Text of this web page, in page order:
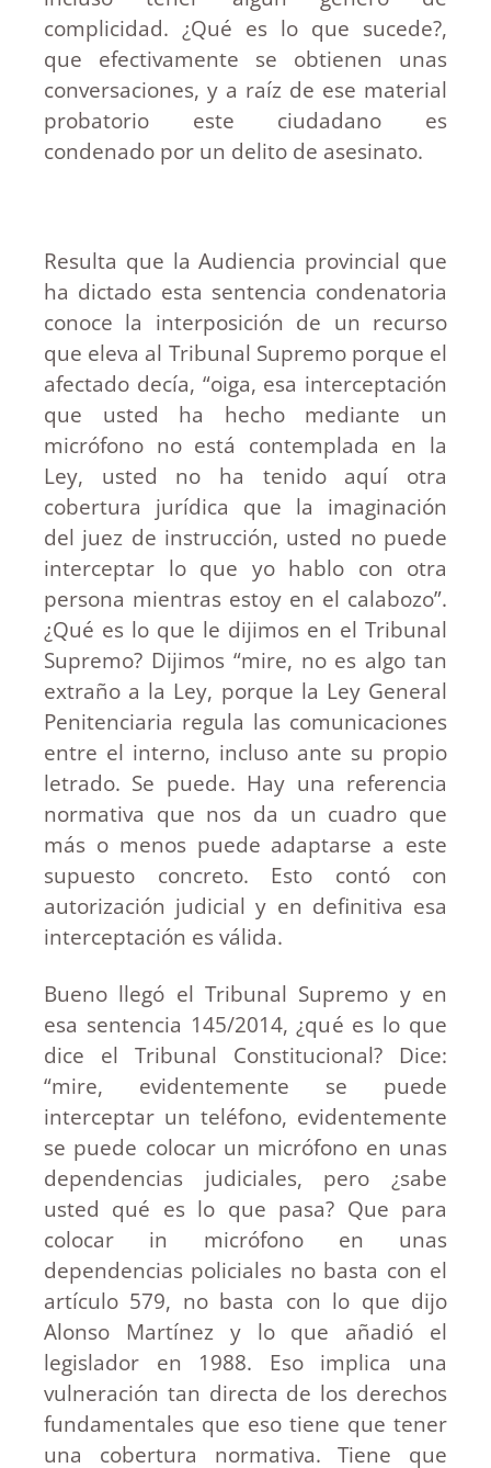
complicidad. ¿Qué es lo que sucede?,
que efectivamente se obtienen unas
conversaciones, y a raíz de ese material
probatorio este ciudadano es
condenado por un delito de asesinato.
Resulta que la Audiencia provincial que
ha dictado esta sentencia condenatoria
conoce la interposición de un recurso
que eleva al Tribunal Supremo porque el
afectado decía, “oiga, esa interceptación
que usted ha hecho mediante un
micrófono no está contemplada en la
Ley, usted no ha tenido aquí otra
cobertura jurídica que la imaginación
del juez de instrucción, usted no puede
interceptar lo que yo hablo con otra
persona mientras estoy en el calabozo”.
¿Qué es lo que le dijimos en el Tribunal
Supremo? Dijimos “mire, no es algo tan
extraño a la Ley, porque la Ley General
Penitenciaria regula las comunicaciones
entre el interno, incluso ante su propio
letrado. Se puede. Hay una referencia
normativa que nos da un cuadro que
más o menos puede adaptarse a este
supuesto concreto. Esto contó con
autorización judicial y en definitiva esa
interceptación es válida.
Bueno llegó el Tribunal Supremo y en
esa sentencia 145/2014, ¿qué es lo que
dice el Tribunal Constitucional? Dice:
“mire, evidentemente se puede
interceptar un teléfono, evidentemente
se puede colocar un micrófono en unas
dependencias judiciales, pero ¿sabe
usted qué es lo que pasa? Que para
colocar in micrófono en unas
dependencias policiales no basta con el
artículo 579, no basta con lo que dijo
Alonso Martínez y lo que añadió el
legislador en 1988. Eso implica una
vulneración tan directa de los derechos
fundamentales que eso tiene que tener
una cobertura normativa. Tiene que